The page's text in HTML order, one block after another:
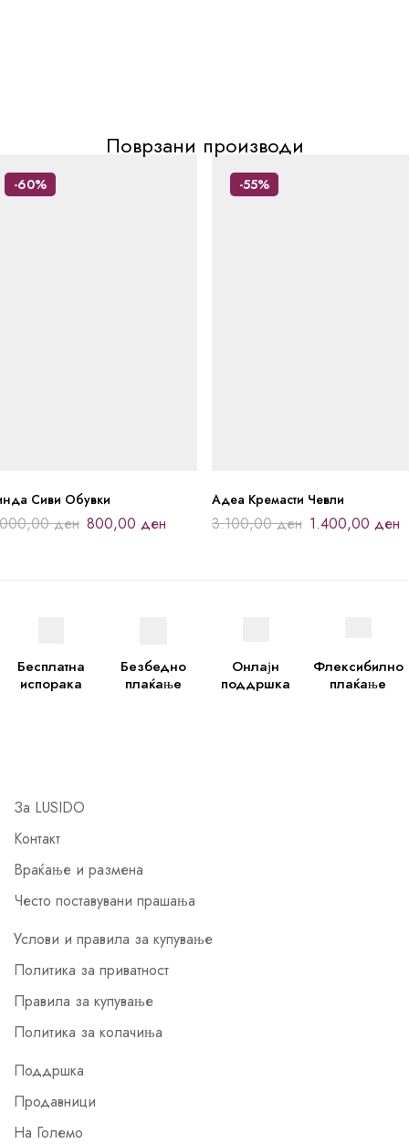
Поврзани производи
-60%
Сиви Обувки
ден 800,00 ден
-55%
Адеа Кремасти Чевли
3.100,00ден 1.400,00 ден
Бесплатна
испорака
Безбедно
плаќање
Онлајн
поддршка
Флексибилно
плаќање
За LUSIDO
Контакт
Враќање и размена
Често поставувани прашања
Услови и правила за купување
Политика за приватност
Правила за купување
Политика за колачиња
Поддршка
Продавници
На Големо